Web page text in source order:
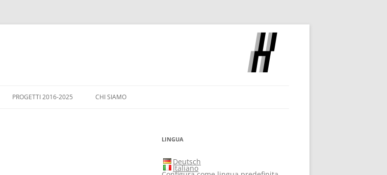
PROGETTI 2016-2025 CHI SIAMO
CASA ITALIA - WIESLOCHLINGUA
Deutsch
Italiano